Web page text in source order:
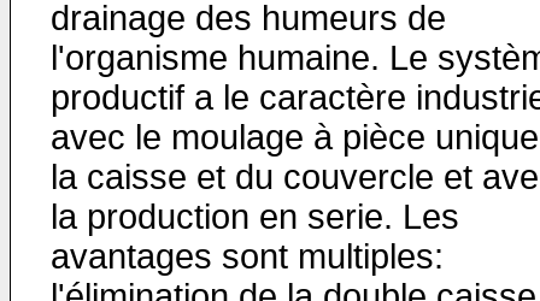
drainage des humeurs de
l'organisme humaine. Le
productif a le caractère
avec le moulage à pièce
la caisse et du couvercle et
la production en serie. Les
avantages sont multiples: